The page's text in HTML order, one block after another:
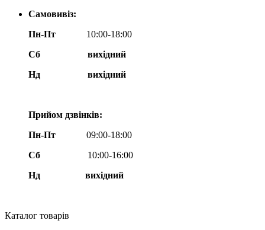
Самовивіз:
Пн-Пт
10:00-18:00
Сб
вихідний
Нд
вихідний
Прийом дзвінків:
Пн-Пт
09:00-18:00
Сб
10:00-16:00
Нд вихідний
Каталог товарів